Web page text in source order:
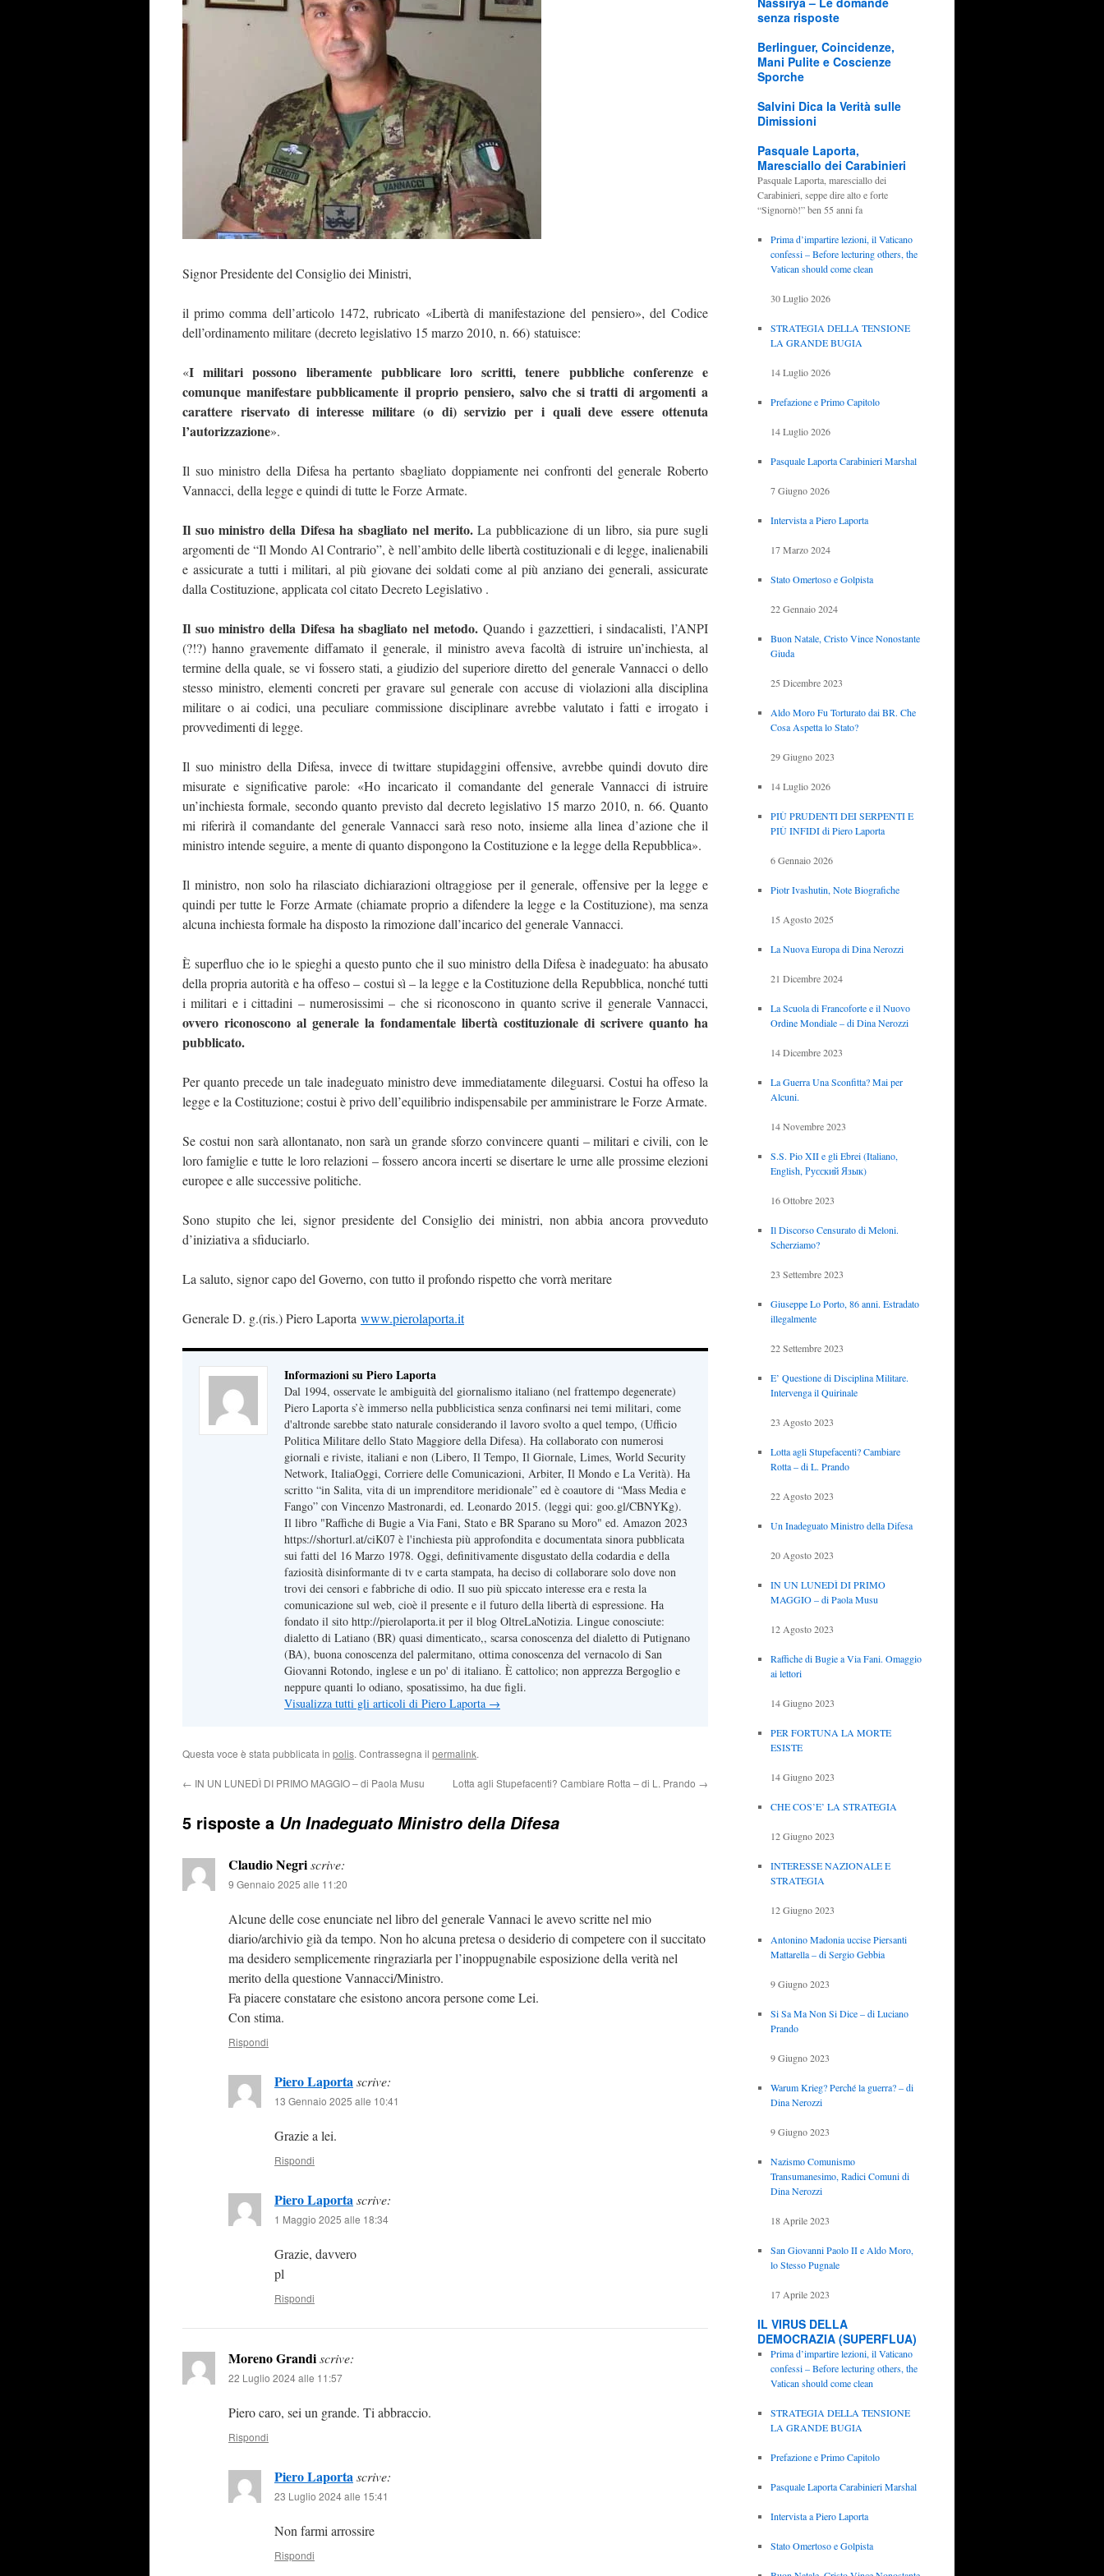
Signor Presidente del Consiglio dei Ministri,
il primo comma dell’articolo 1472, rubricato «Libertà di manifestazione del pensiero», del Codice
dell’ordinamento militare (decreto legislativo 15 marzo 2010, n. 66) statuisce:
«I militari possono liberamente pubblicare loro scritti, tenere pubbliche conferenze e
comunque manifestare pubblicamente il proprio pensiero, salvo che si tratti di argomenti a
carattere riservato di interesse militare (o di) servizio per i quali deve essere ottenuta
l’autorizzazione».
Il suo ministro della Difesa ha pertanto sbagliato doppiamente nei confronti del generale Roberto
Vannacci, della legge e quindi di tutte le Forze Armate.
Il suo ministro della Difesa ha sbagliato nel merito.La pubblicazione di un libro, sia pure sugli
argomenti de “Il Mondo Al Contrario”, è nell’ambito delle libertà costituzionali e di legge, inalienabili
e assicurate a tutti i militari, al più giovane dei soldati come al più anziano dei generali, assicurate
dalla Costituzione, applicata col citato Decreto Legislativo .
Il suo ministro della Difesa ha sbagliato nel metodo.Quando i gazzettieri, i sindacalisti, l’ANPI
(?!?) hanno gravemente diffamato il generale, il ministro aveva facoltà di istruire un’inchiesta, al
termine della quale, se vi fossero stati, a giudizio del superiore diretto del generale Vannacci o dello
stesso ministro, elementi concreti per gravare sul generale con accuse di violazioni alla disciplina
militare o ai codici, una peculiare commissione disciplinare avrebbe valutato i fatti e irrogato i
provvedimenti di legge.
Il suo ministro della Difesa, invece di twittare stupidaggini offensive, avrebbe quindi dovuto dire
misurate e significative parole: «Ho incaricato il comandante del generale Vannacci di istruire
un’inchiesta formale, secondo quanto previsto dal decreto legislativo 15 marzo 2010, n. 66. Quanto
mi riferirà il comandante del generale Vannacci sarà reso noto, insieme alla linea d’azione che il
ministro intende seguire, a mente di quanto dispongono la Costituzione e la legge della Repubblica».
Il ministro, non solo ha rilasciato dichiarazioni oltraggiose per il generale, offensive per la legge e
quindi per tutte le Forze Armate (chiamate proprio a difendere la legge e la Costituzione), ma senza
alcuna inchiesta formale ha disposto la rimozione dall’incarico del generale Vannacci.
È superfluo che io le spieghi a questo punto che il suo ministro della Difesa è inadeguato: ha abusato
della propria autorità e ha offeso – costui sì – la legge e la Costituzione della Repubblica, nonché tutti
i militari e i cittadini – numerosissimi – che si riconoscono in quanto scrive il generale Vannacci,
ovvero riconoscono al generale la fondamentale libertà costituzionale di scrivere quanto ha
pubblicato.
Per quanto precede un tale inadeguato ministro deve immediatamente dileguarsi. Costui ha offeso la
legge e la Costituzione; costui è privo dell’equilibrio indispensabile per amministrare le Forze Armate.
Se costui non sarà allontanato, non sarà un grande sforzo convincere quanti – militari e civili, con le
loro famiglie e tutte le loro relazioni – fossero ancora incerti se disertare le urne alle prossime elezioni
europee e alle successive politiche.
Sono stupito che lei, signor presidente del Consiglio dei ministri, non abbia ancora provveduto
d’iniziativa a sfiduciarlo.
La saluto, signor capo del Governo, con tutto il profondo rispetto che vorrà meritare
Generale D. g.(ris.) Piero Laporta www.pierolaporta.it
Informazioni su Piero Laporta
Dal 1994, osservate le ambiguità del giornalismo italiano (nel frattempo degenerate)
Piero Laporta s’è immerso nella pubblicistica senza confinarsi nei temi militari, come
d'altronde sarebbe stato naturale considerando il lavoro svolto a quel tempo, (Ufficio
Politica Militare dello Stato Maggiore della Difesa). Ha collaborato con numerosi
giornali e riviste, italiani e non (Libero, Il Tempo, Il Giornale, Limes, World Security
Network, ItaliaOggi, Corriere delle Comunicazioni, Arbiter, Il Mondo e La Verità). Ha
scritto “in Salita, vita di un imprenditore meridionale” ed è coautore di “Mass Media e
Fango” con Vincenzo Mastronardi, ed. Leonardo 2015. (leggi qui: goo.gl/CBNYKg).
Il libro "Raffiche di Bugie a Via Fani, Stato e BR Sparano su Moro" ed. Amazon 2023
https://shorturl.at/ciK07 è l'inchiesta più approfondita e documentata sinora pubblicata
sui fatti del 16 Marzo 1978. Oggi, definitivamente disgustato della codardia e della
faziosità disinformante di tv e carta stampata, ha deciso di collaborare solo dove non
trovi dei censori e fabbriche di odio. Il suo più spiccato interesse era e resta la
comunicazione sul web, cioè il presente e il futuro della libertà di espressione. Ha
fondato il sito http://pierolaporta.it per il blog OltreLaNotizia. Lingue conosciute:
dialetto di Latiano (BR) quasi dimenticato,, scarsa conoscenza del dialetto di Putignano
(BA), buona conoscenza del palermitano, ottima conoscenza del vernacolo di San
Giovanni Rotondo, inglese e un po' di italiano. È cattolico; non apprezza Bergoglio e
neppure quanti lo odiano, sposatissimo, ha due figli.
Visualizza tutti gli articoli di Piero Laporta →
Questa voce è stata pubblicata in polis. Contrassegna il permalink.
← IN UN LUNEDÌ DI PRIMO MAGGIO – di Paola Musu Lotta agli Stupefacenti? Cambiare Rotta – di L. Prando →
5 risposte a Un Inadeguato Ministro della Difesa
Claudio Negriscrive:
9 Gennaio 2025 alle 11:20
Alcune delle cose enunciate nel libro del generale Vannaci le avevo scritte nel mio
diario/archivio già da tempo. Non ho alcuna pretesa o desiderio di competere con il succitato
ma desidero semplicemente ringraziarla per l’inoppugnabile esposizione della verità nel
merito della questione Vannacci/Ministro.
Fa piacere constatare che esistono ancora persone come Lei.
Con stima.
Rispondi
Piero Laportascrive:
13 Gennaio 2025 alle 10:41
Grazie a lei.
Rispondi
Piero Laportascrive:
1 Maggio 2025 alle 18:34
Grazie, davvero
pl
Rispondi
Moreno Grandiscrive:
22 Luglio 2024 alle 11:57
Piero caro, sei un grande. Ti abbraccio.
Rispondi
Piero Laportascrive:
23 Luglio 2024 alle 15:41
Non farmi arrossire
Rispondi
senza risposte
Berlinguer, Coincidenze,
Mani Pulite e Coscienze
Sporche
Salvini Dica la Verità sulle
Dimissioni
Pasquale Laporta,
Maresciallo dei Carabinieri
Pasquale Laporta, maresciallo dei
Carabinieri, seppe dire alto e forte
“Signornò!” ben 55 anni fa
Prima d’impartire lezioni, il Vaticano
confessi – Before lecturing others, the
Vatican should come clean
30 Luglio 2026
STRATEGIA DELLA TENSIONE
LA GRANDE BUGIA
14 Luglio 2026
Prefazione e Primo Capitolo
14 Luglio 2026
Pasquale Laporta Carabinieri Marshal
7 Giugno 2026
Intervista a Piero Laporta
17 Marzo 2024
Stato Omertoso e Golpista
22 Gennaio 2024
Buon Natale, Cristo Vince Nonostante
Giuda
25 Dicembre 2023
Aldo Moro Fu Torturato dai BR. Che
Cosa Aspetta lo Stato?
29 Giugno 2023
14 Luglio 2026
PIÙ PRUDENTI DEI SERPENTI E
PIÙ INFIDI di Piero Laporta
6 Gennaio 2026
Piotr Ivashutin, Note Biografiche
15 Agosto 2025
La Nuova Europa di Dina Nerozzi
21 Dicembre 2024
La Scuola di Francoforte e il Nuovo
Ordine Mondiale – di Dina Nerozzi
14 Dicembre 2023
La Guerra Una Sconfitta? Mai per
Alcuni.
14 Novembre 2023
S.S. Pio XII e gli Ebrei (Italiano,
English, Русский Язык)
16 Ottobre 2023
Il Discorso Censurato di Meloni.
Scherziamo?
23 Settembre 2023
Giuseppe Lo Porto, 86 anni. Estradato
illegalmente
22 Settembre 2023
E’ Questione di Disciplina Militare.
Intervenga il Quirinale
23 Agosto 2023
Lotta agli Stupefacenti? Cambiare
Rotta – di L. Prando
22 Agosto 2023
Un Inadeguato Ministro della Difesa
20 Agosto 2023
IN UN LUNEDÌ DI PRIMO
MAGGIO – di Paola Musu
12 Agosto 2023
Raffiche di Bugie a Via Fani. Omaggio
ai lettori
14 Giugno 2023
PER FORTUNA LA MORTE
ESISTE
14 Giugno 2023
CHE COS’E’ LA STRATEGIA
12 Giugno 2023
INTERESSE NAZIONALE E
STRATEGIA
12 Giugno 2023
Antonino Madonia uccise Piersanti
Mattarella – di Sergio Gebbia
9 Giugno 2023
Si Sa Ma Non Si Dice – di Luciano
Prando
9 Giugno 2023
Warum Krieg? Perché la guerra? – di
Dina Nerozzi
9 Giugno 2023
Nazismo Comunismo
Transumanesimo, Radici Comuni di
Dina Nerozzi
18 Aprile 2023
San Giovanni Paolo II e Aldo Moro,
lo Stesso Pugnale
17 Aprile 2023
IL VIRUS DELLA
DEMOCRAZIA (SUPERFLUA)
Prima d’impartire lezioni, il Vaticano
confessi – Before lecturing others, the
Vatican should come clean
STRATEGIA DELLA TENSIONE
LA GRANDE BUGIA
Prefazione e Primo Capitolo
Pasquale Laporta Carabinieri Marshal
Intervista a Piero Laporta
Stato Omertoso e Golpista